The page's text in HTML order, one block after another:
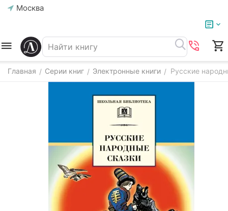
Москва
Главная / Серии книг / Электронные книги / Русские